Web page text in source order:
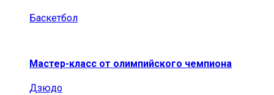
Баскетбол
Мастер-класс от олимпийского чемпиона
Дзюдо